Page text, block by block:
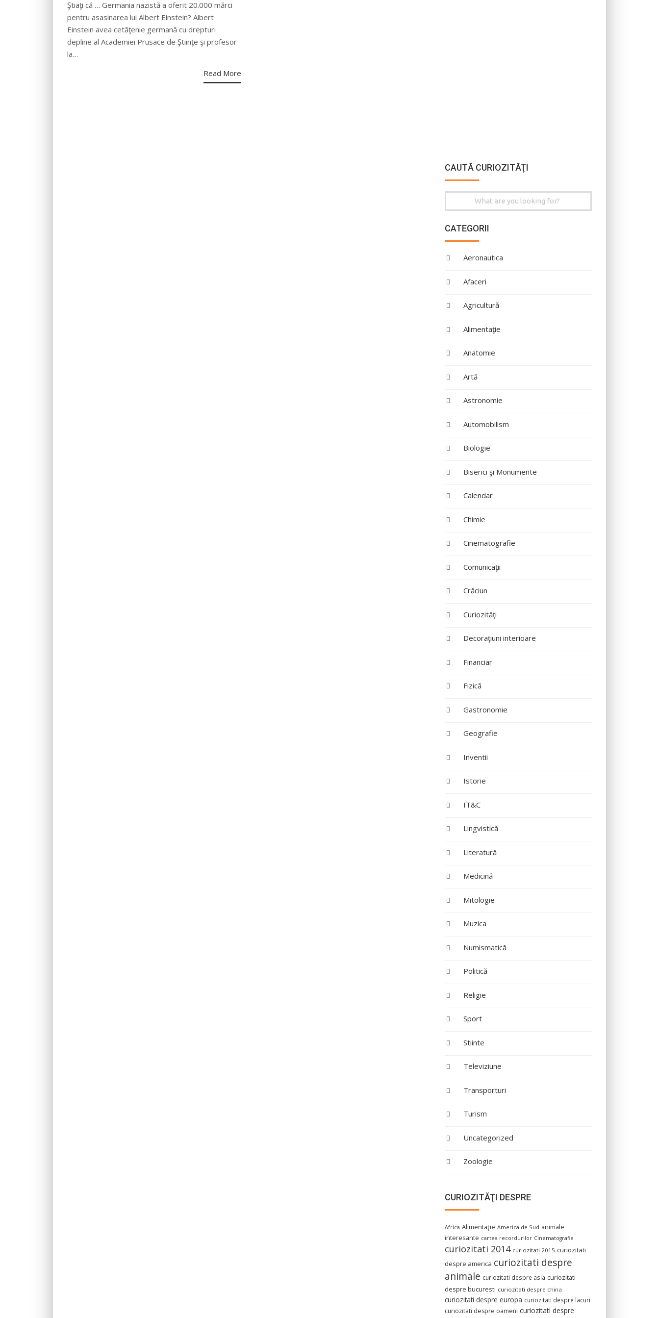
Ştiaţi că … Germania nazistă a oferit 20.000 mărci
pentru asasinarea lui Albert Einstein? Albert
Einstein avea cetăţenie germană cu drepturi
depline al Academiei Prusace de Ştiinţe şi profesor
la…
Read More
CAUTĂ CURIOZITĂŢI
Search
CATEGORII
Aeronautica
Afaceri
Agricultură
Alimentaţie
Anatomie
Artă
Astronomie
Automobilism
Biologie
Biserici şi Monumente
Calendar
Chimie
Cinematografie
Comunicaţii
Crăciun
Curiozităţi
Decoraţiuni interioare
Financiar
Fizică
Gastronomie
Geografie
Inventii
Istorie
IT&C
Lingvistică
Literatură
Medicină
Mitologie
Muzica
Numismatică
Politică
Religie
Sport
Stiinte
Televiziune
Transporturi
Turism
Uncategorized
Zoologie
CURIOZITĂŢI DESPRE
Africa Alimentaţie America de Sud animale
interesante cartea recordurilor Cinematografie
curiozitati 2014 curiozitati 2015 curiozitati
despre america curiozitati despre
animale curiozitati despre asia curiozitati
despre bucuresti curiozitati despre china
curiozitati despre europa curiozitati despre lacuri
curiozitati despre oameni curiozitati despre